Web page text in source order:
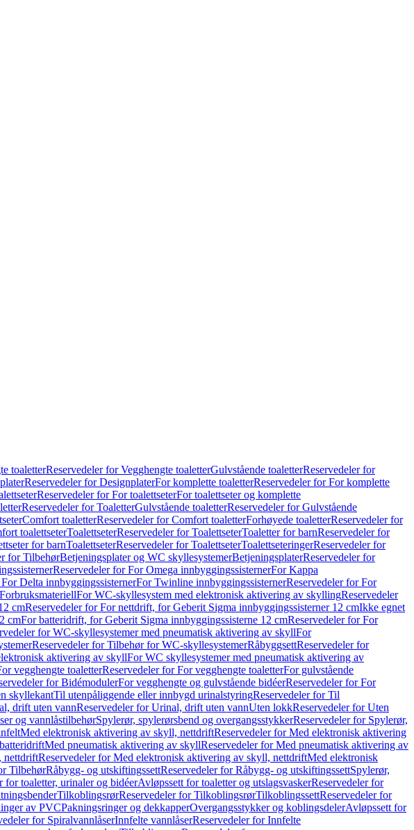
toaletterReservedeler for Vegghengte toaletterGulvstående toaletterReservedeler for
Reservedeler for DesignplaterFor komplette toaletterReservedeler for For komplette
Reservedeler for For toalettseterFor toalettseter og komplette
Reservedeler for ToaletterGulvstående toaletterReservedeler for Gulvstående
Comfort toaletterReservedeler for Comfort toaletterForhøyede toaletterReservedeler for
toalettseterToalettseterReservedeler for ToalettseterToaletter for barnReservedeler for
for barnToalettseterReservedeler for ToalettseterToalettseteringerReservedeler for
for TilbehørBetjeningsplater og WC skyllesystemerBetjeningsplaterReservedeler for
Reservedeler for For Omega innbyggingssisternerFor Kappa
Delta innbyggingssisternerFor Twinline innbyggingssisternerReservedeler for For
ForbruksmateriellFor WC-skyllesystem med elektronisk aktivering av skyllingReservedeler
cmReservedeler for For nettdrift, for Geberit Sigma innbyggingssisterner 12 cmIkke egnet
cmFor batteridrift, for Geberit Sigma innbyggingssisterne 12 cmReservedeler for For
for WC-skyllesystemer med pneumatisk aktivering av skyllFor
Reservedeler for Tilbehør for WC-skyllesystemerRåbyggsettReservedeler for
aktivering av skyllFor WC skyllesystemer med pneumatisk aktivering av
vegghengte toaletterReservedeler for For vegghengte toaletterFor gulvstående
for BidémodulerFor vegghengte og gulvstående bidéerReservedeler for For
skyllekantTil utenpåliggende eller innbygd urinalstyringReservedeler for Til
drift uten vannReservedeler for Urinal, drift uten vannUten lokkReservedeler for Uten
og vannlåstilbehørSpylerør, spylerørsbend og overgangsstykkerReservedeler for Spylerør,
Med elektronisk aktivering av skyll, nettdriftReservedeler for Med elektronisk aktivering
Med pneumatisk aktivering av skyllReservedeler for Med pneumatisk aktivering av
nettdriftReservedeler for Med elektronisk aktivering av skyll, nettdriftMed elektronisk
TilbehørRåbygg- og utskiftingssettReservedeler for Råbygg- og utskiftingssettSpylerør,
toaletter, urinaler og bidéerAvløpssett for toaletter og utslagsvaskerReservedeler for
TilkoblingsrørReservedeler for TilkoblingsrørTilkoblingssettReservedeler for
av PVCPakningsringer og dekkapperOvergangsstykker og koblingsdelerAvløpssett for
for SpiralvannlåserInnfelte vannlåserReservedeler for Innfelte